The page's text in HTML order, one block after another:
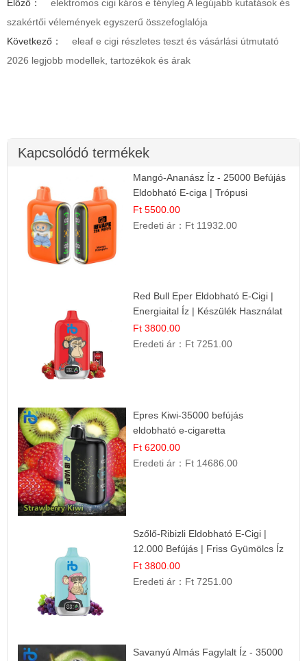
Előző：
elektromos cigi káros e tényleg A legújabb kutatások és
szakértői vélemények egyszerű összefoglalója
Következő：
eleaf e cigi részletes teszt és vásárlási útmutató
2026 legjobb modellek, tartozékok és árak
Kapcsolódó termékek
Mangó-Ananász Íz - 25000 Befújás
Eldobható E-ciga | Trópusi
Gyümölcs Élmény!
Ft 5500.00
Eredeti ár： Ft 11932.00
Red Bull Eper Eldobható E-Cigi |
Energiaital Íz | Készülék Használat
Ft 3800.00
Eredeti ár： Ft 7251.00
Epres Kiwi-35000 befújás
eldobható e-cigaretta
Ft 6200.00
Eredeti ár： Ft 14686.00
Szőlő-Ribizli Eldobható E-Cigi |
12.000 Befújás | Friss Gyümölcs Íz
Ft 3800.00
Eredeti ár： Ft 7251.00
Savanyú Almás Fagylalt Íz - 35000